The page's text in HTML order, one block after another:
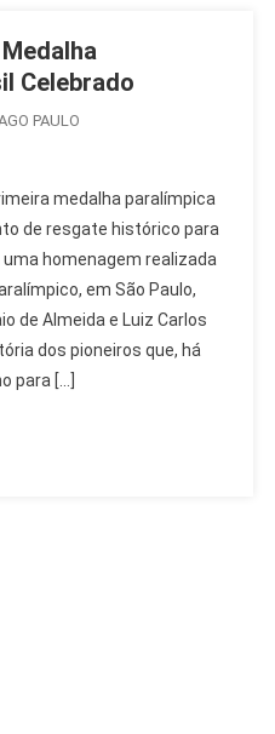
Celebrado
PAULO
medalha paralímpica
de resgate histórico para
homenagem realizada
em São Paulo,
de Almeida e Luiz Carlos
dos pioneiros que, há
para […]